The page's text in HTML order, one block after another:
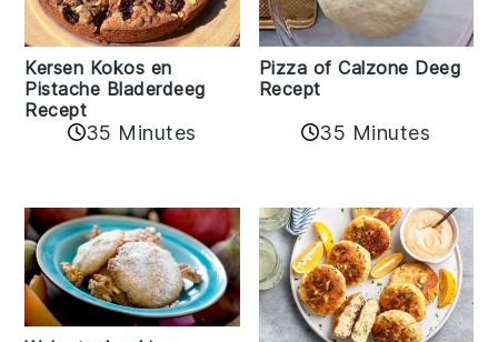
Kersen Kokos en
Pistache Bladerdeeg
Recept
35 Minutes
Pizza of Calzone Deeg
Recept
35 Minutes